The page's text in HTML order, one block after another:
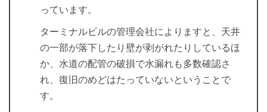
っています。
ターミナルビルの管理会社によりますと、天井
の一部が落下したり壁が剥がれたりしているほ
か、水道の配管の破損で水漏れも多数確認さ
れ、復旧のめどはたっていないということで
す。